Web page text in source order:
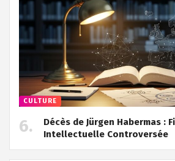
CULTURE
Décès de Jürgen Habermas :
Intellectuelle Controversée